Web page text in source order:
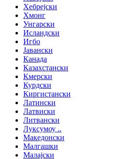
Хебрејски
Хмонг
Унгарски
Исландски
Игбо
Јавански
Канада
Казахстански
Кмерски
Курдски
Киргистански
Латински
Латвиски
Литвански
Луксумоу ..
Македонски
Малгашки
Малајски